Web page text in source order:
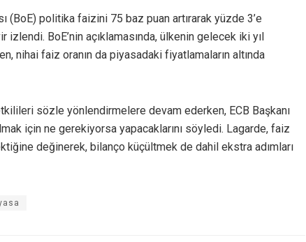
(BoE) politika faizini 75 baz puan artırarak yüzde 3’e
izlendi. BoE’nin açıklamasında, ülkenin gelecek iki yıl
nihai faiz oranın da piyasadaki fiyatlamaların altında
sözle yönlendirmelere devam ederken, ECB Başkanı
için ne gerekiyorsa yapacaklarını söyledi. Lagarde, faiz
değinerek, bilanço küçültmek de dahil ekstra adımları